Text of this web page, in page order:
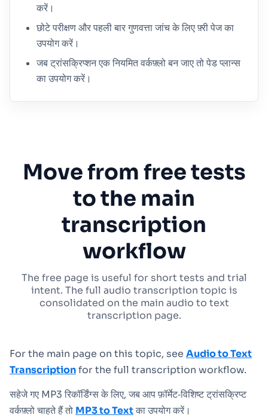
करें।
छोटे परीक्षण और पहली बार गुणवत्ता जांच के लिए फ़्री पेज का
उपयोग करें।
जब ट्रांसक्रिप्शन एक नियमित वर्कफ़्लो बन जाए तो पेड प्लान्स
का उपयोग करें।
Move from free tests
to the main
transcription
workflow
The free page is useful for short tests and trial
intent. The full audio transcription topic is
consolidated on the main audio to text
transcription page.
For the main page on this topic, see Audio to Text
Transcriptionfor the full transcription workflow.
सहेजे गए MP3 रिकॉर्डिंग्स के लिए, जब आप फ़ॉर्मेट‑विशिष्ट ट्रांसक्रिप्ट
वर्कफ़्लो चाहते हैं तो MP3 to Textका उपयोग करें।